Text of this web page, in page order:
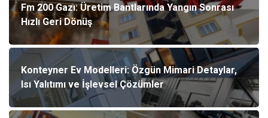
Fm 200 Gazı: Üretim Bantlarında Yangın Sonrası
Hızlı Geri Dönüş
Konteyner Ev Modelleri: Özgün Mimari Detaylar,
Isı Yalıtımı ve İşlevsel Çözümler